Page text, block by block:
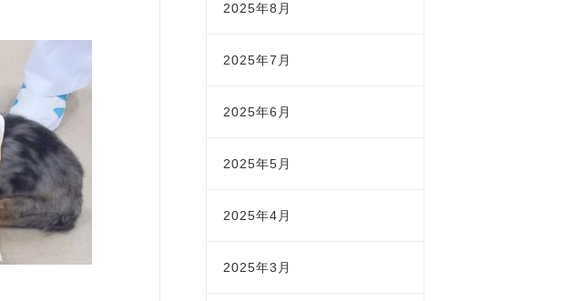
2025年8月
2025年7月
2025年6月
2025年5月
2025年4月
2025年3月